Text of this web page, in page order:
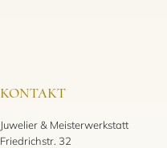
KONTAKT
Juwelier & Meisterwerkstatt
Friedrichstr. 32